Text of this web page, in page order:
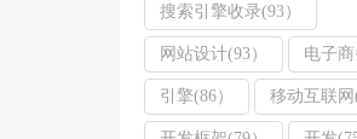
搜索引擎收录(93）
网站设计(93） 电子商
引擎(86） 移动互联网